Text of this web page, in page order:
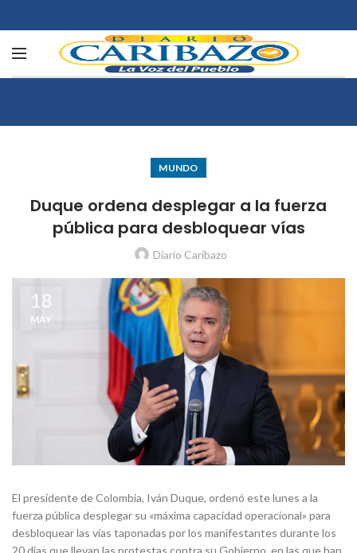
MUNDO
Duque ordena desplegar a la fuerza
pública para desbloquear vías
Diario Caribazo
18
MAY
El presidente de Colombia, Iván Duque, ordenó este lunes a la
fuerza pública desplegar su «máxima capacidad operacional» para
desbloquear las vías taponadas por los manifestantes durante los